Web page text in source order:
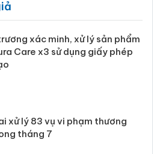
xác minh, xử lý sản phẩm
Care x3 sử dụng giấy phép
xử lý 83 vụ vi phạm thương
tháng 7